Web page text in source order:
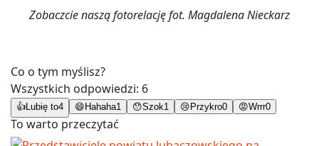
Zobaczcie naszą fotorelację fot. Magdalena Nieckarz
Co o tym myślisz?
Wszystkich odpowiedzi: 6
👍 Lubię to4 😄 Hahaha1 😯Szok1 😢 Przykro0 😡Wrrr0
To warto przeczytać